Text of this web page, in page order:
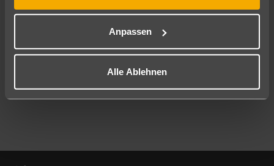
Anpassen
Alle Ablehnen
Mehr Filter anzeigen